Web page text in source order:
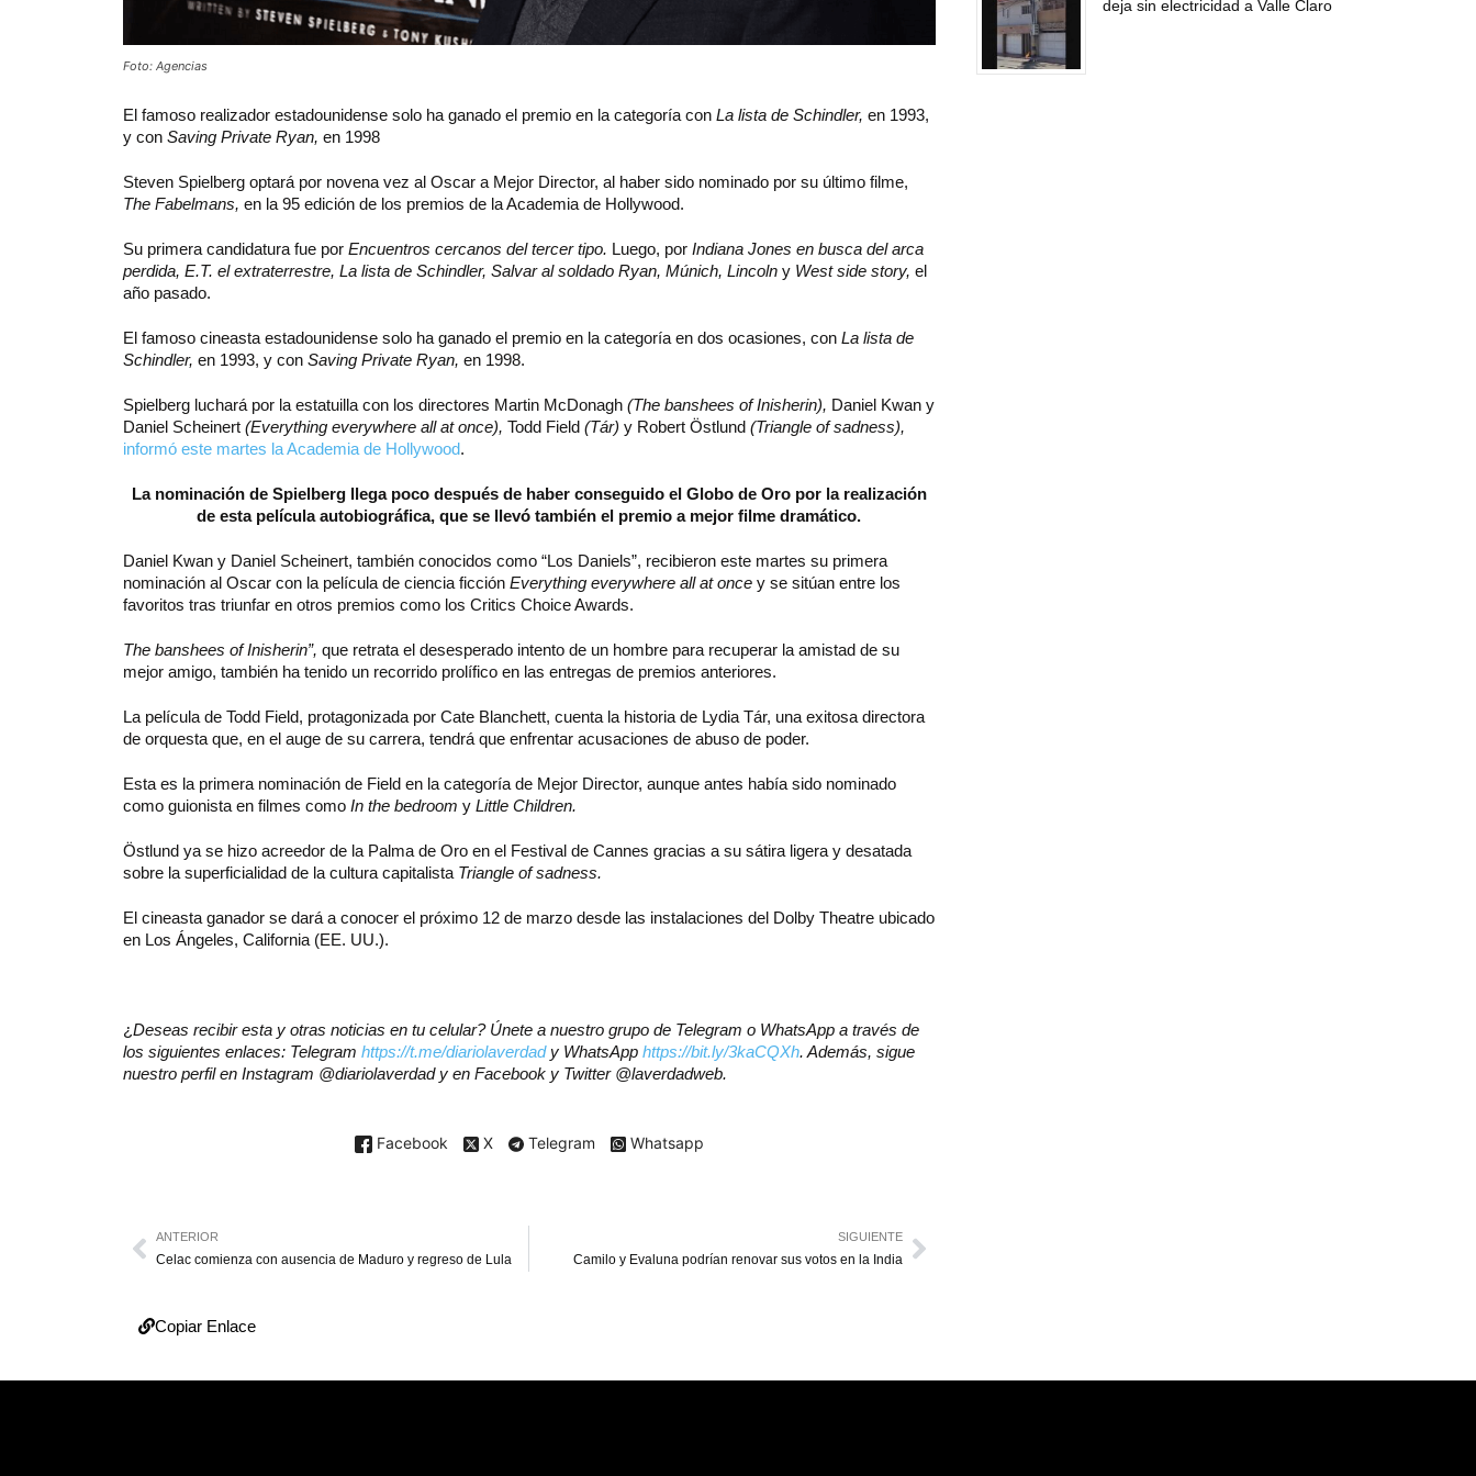
Foto: Agencias
El famoso realizador estadounidense solo ha ganado el premio en la categoría con La lista de Schindler, en 1993,
y con Saving Private Ryan, en 1998
Steven Spielberg optará por novena vez al Oscar a Mejor Director, al haber sido nominado por su último filme,
The Fabelmans, en la 95 edición de los premios de la Academia de Hollywood.
Su primera candidatura fue por Encuentros cercanos del tercer tipo. Luego, por Indiana Jones en busca del arca
perdida, E.T. el extraterrestre, La lista de Schindler, Salvar al soldado Ryan, Múnich, Lincoln y West side story, el
año pasado.
El famoso cineasta estadounidense solo ha ganado el premio en la categoría en dos ocasiones, con La lista de
Schindler, en 1993, y con Saving Private Ryan, en 1998.
Spielberg luchará por la estatuilla con los directores Martin McDonagh (The banshees of Inisherin), Daniel Kwan y
Daniel Scheinert (Everything everywhere all at once), Todd Field (Tár) y Robert Östlund (Triangle of sadness),
informó este martes la Academia de Hollywood.
La nominación de Spielberg llega poco después de haber conseguido el Globo de Oro por la realización
de esta película autobiográfica, que se llevó también el premio a mejor filme dramático.
Daniel Kwan y Daniel Scheinert, también conocidos como “Los Daniels”, recibieron este martes su primera
nominación al Oscar con la película de ciencia ficción Everything everywhere all at once y se sitúan entre los
favoritos tras triunfar en otros premios como los Critics Choice Awards.
The banshees of Inisherin”, que retrata el desesperado intento de un hombre para recuperar la amistad de su
mejor amigo, también ha tenido un recorrido prolífico en las entregas de premios anteriores.
La película de Todd Field, protagonizada por Cate Blanchett, cuenta la historia de Lydia Tár, una exitosa directora
de orquesta que, en el auge de su carrera, tendrá que enfrentar acusaciones de abuso de poder.
Esta es la primera nominación de Field en la categoría de Mejor Director, aunque antes había sido nominado
como guionista en filmes como In the bedroom y Little Children.
Östlund ya se hizo acreedor de la Palma de Oro en el Festival de Cannes gracias a su sátira ligera y desatada
sobre la superficialidad de la cultura capitalista Triangle of sadness.
El cineasta ganador se dará a conocer el próximo 12 de marzo desde las instalaciones del Dolby Theatre ubicado
en Los Ángeles, California (EE. UU.).
¿Deseas recibir esta y otras noticias en tu celular? Únete a nuestro grupo de Telegram o WhatsApp a través de
los siguientes enlaces: Telegram https://t.me/diariolaverdady WhatsApp https://bit.ly/3kaCQXh. Además, sigue
nuestro perfil en Instagram @diariolaverdad y en Facebook y Twitter @laverdadweb.
Facebook X Telegram Whatsapp
deja sin electricidad a Valle Claro
ANTERIOR
Celac comienza con ausencia de Maduro y regreso de Lula
SIGUIENTE
Camilo y Evaluna podrían renovar sus votos en la India
Copiar Enlace